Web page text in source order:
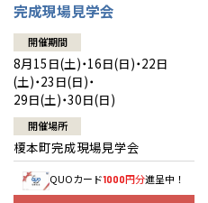
完成現場見学会
開催期間
8月15日(土)・16日(日)・22日
(土)・23日(日)・
29日(土)・30日(日)
開催場所
榎本町完成現場見学会
QUOカード1000円分進呈中！